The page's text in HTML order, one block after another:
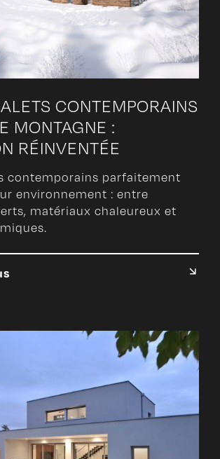
CONTEMPORAINS
MONTAGNE :
RÉINVENTÉE
contemporains parfaitement
environnement : entre
matériaux chaleureux et